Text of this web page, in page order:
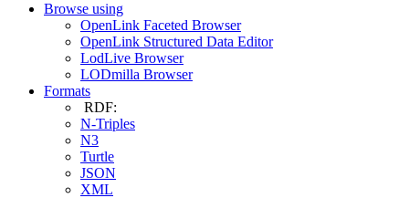
Browse using
OpenLink Faceted Browser
OpenLink Structured Data Editor
LodLive Browser
LODmilla Browser
Formats
RDF:
N-Triples
N3
Turtle
JSON
XML